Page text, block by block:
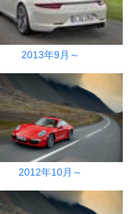
2013年9月～
2012年10月～